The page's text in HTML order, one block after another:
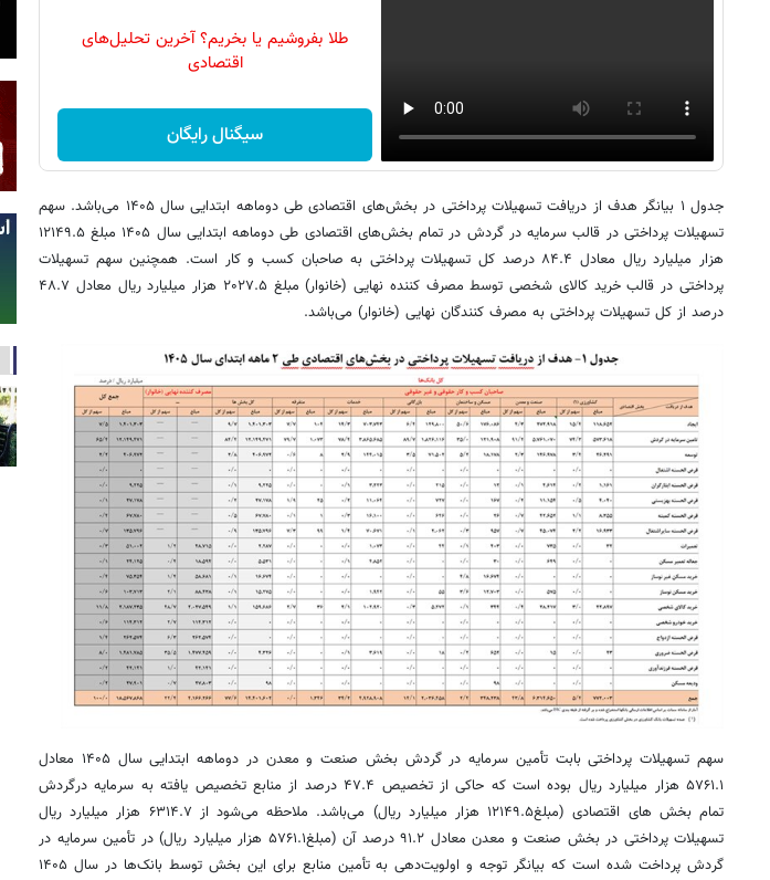
طلا بفروشیم یا بخریم؟ آخرین تحلیل‌های
اقتصادی
سیگنال رایگان
جدول ۱ بیانگر هدف از دریافت تسهیلات پرداختی در بخش‌های اقتصادی طی دوماهه ابتدایی سال ۱۴۰۵ می‌باشد. سهم
تسهیلات پرداختی در قالب سرمایه در گردش در تمام بخش‌های اقتصادی طی دوماهه ابتدایی سال ۱۴۰۵ مبلغ ۱۲۱۴۹.۵
هزار میلیارد ریال معادل ۸۴.۴ درصد کل تسهیلات پرداختی به صاحبان کسب و کار است. همچنین سهم تسهیلات
پرداختی در قالب خرید کالای شخصی توسط مصرف کننده نهایی (خانوار) مبلغ ۲۰۲۷.۵ هزار میلیارد ریال معادل ۴۸.۷
درصد از کل تسهیلات پرداختی به مصرف کنندگان نهایی (خانوار) می‌باشد.
سهم تسهیلات پرداختی بابت تأمین سرمایه در گردش بخش صنعت و معدن در دوماهه ابتدایی سال ۱۴۰۵ معادل
۵۷۶۱.۱ هزار میلیارد ریال بوده است که حاکی از تخصیص ۴۷.۴ درصد از منابع تخصیص یافته به سرمایه درگردش
تمام بخش های اقتصادی (مبلغ۱۲۱۴۹.۵ هزار میلیارد ریال) می‌باشد. ملاحظه می‌شود از ۶۳۱۴.۷ هزار میلیارد ریال
تسهیلات پرداختی در بخش صنعت و معدن معادل ۹۱.۲ درصد آن (مبلغ۵۷۶۱.۱ هزار میلیارد ریال) در تأمین سرمایه در
گردش پرداخت شده است که بیانگر توجه و اولویت‌دهی به تأمین منابع برای این بخش توسط بانک‌ها در سال ۱۴۰۵